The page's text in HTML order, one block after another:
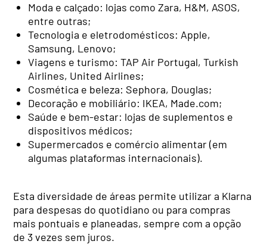
Moda e calçado: lojas como Zara, H&M, ASOS,
entre outras;
Tecnologia e eletrodomésticos: Apple,
Samsung, Lenovo;
Viagens e turismo: TAP Air Portugal, Turkish
Airlines, United Airlines;
Cosmética e beleza: Sephora, Douglas;
Decoração e mobiliário: IKEA, Made.com;
Saúde e bem-estar: lojas de suplementos e
dispositivos médicos;
Supermercados e comércio alimentar (em
algumas plataformas internacionais).
Esta diversidade de áreas permite utilizar a Klarna
para despesas do quotidiano ou para compras
mais pontuais e planeadas, sempre com a opção
de 3 vezes sem juros.